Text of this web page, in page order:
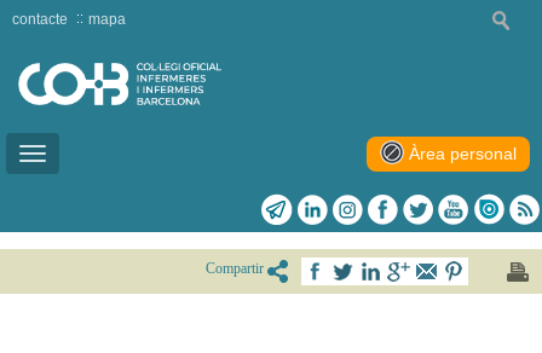
Toggle
contacte mapa
Àrea personal
Compartir